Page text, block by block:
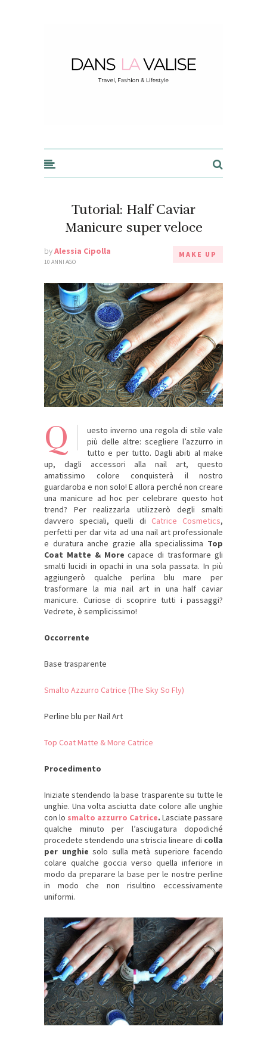
Tutorial: Half Caviar
Manicure super veloce
byAlessia Cipolla
10 ANNI AGO
MAKE UP
Q
uesto inverno una regola di stile vale
più delle altre: scegliere l’azzurro in
tutto e per tutto. Dagli abiti al make
up, dagli accessori alla nail art, questo
amatissimo colore conquisterà il nostro
guardaroba e non solo! E allora perché non creare
una manicure ad hoc per celebrare questo hot
trend? Per realizzarla utilizzerò degli smalti
davvero speciali, quelli di Catrice Cosmetics,
perfetti per dar vita ad una nail art professionale
e duratura anche grazie alla specialissima Top
Coat Matte & More capace di trasformare gli
smalti lucidi in opachi in una sola passata. In più
aggiungerò qualche perlina blu mare per
trasformare la mia nail art in una half caviar
manicure. Curiose di scoprire tutti i passaggi?
Vedrete, è semplicissimo!
Occorrente
Base trasparente
Smalto Azzurro Catrice (The Sky So Fly)
Perline blu per Nail Art
Top Coat Matte & More Catrice
Procedimento
Iniziate stendendo la base trasparente su tutte le
unghie. Una volta asciutta date colore alle unghie
con lo smalto azzurro Catrice. Lasciate passare
qualche minuto per l’asciugatura dopodiché
procedete stendendo una striscia lineare di colla
per unghie solo sulla metà superiore facendo
colare qualche goccia verso quella inferiore in
modo da preparare la base per le nostre perline
in modo che non risultino eccessivamente
uniformi.